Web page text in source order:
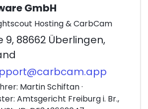
GmbH
Hosting & CarbCam
9, 88662 Überlingen,
Martin Schiftan ·
Amtsgericht Freiburg i. Br.,